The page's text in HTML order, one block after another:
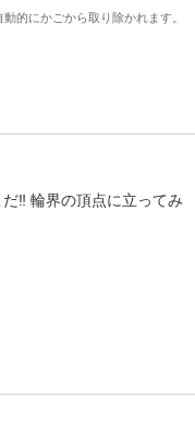
的にかごから取り除かれます。
‼ 輪界の頂点に立ってみ